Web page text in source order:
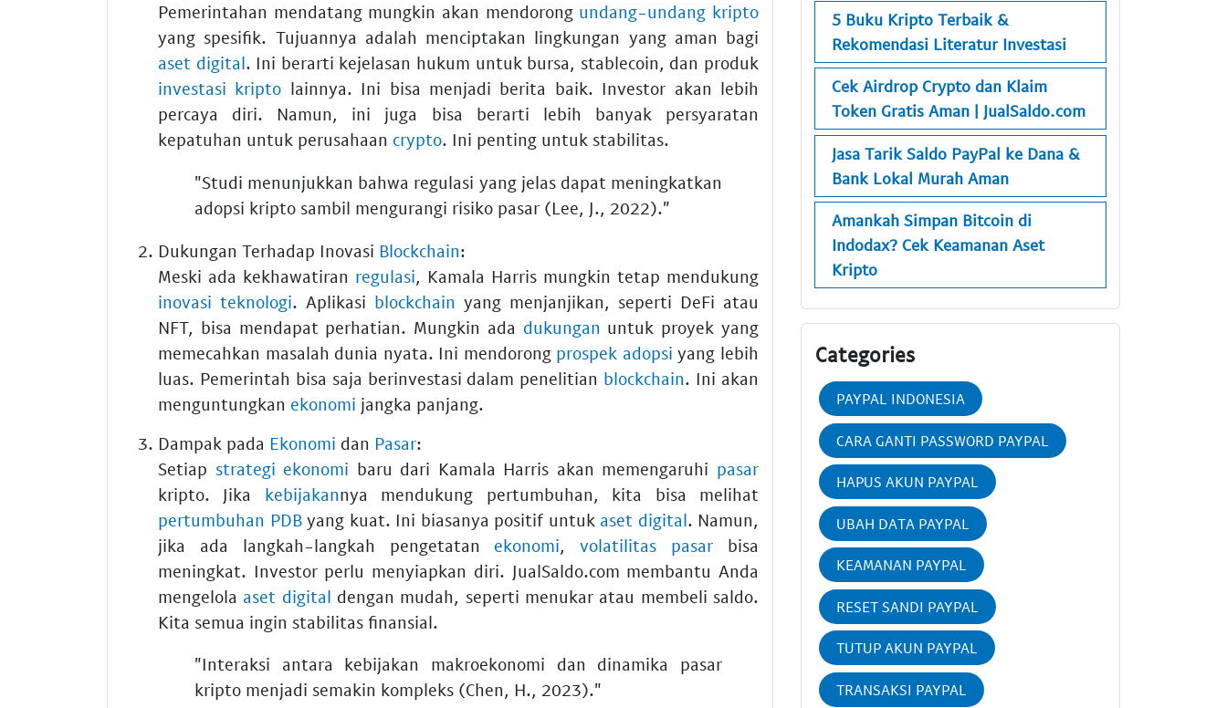
Pemerintahan mendatang mungkin akan mendorong undang-undang kripto
yang spesifik. Tujuannya adalah menciptakan lingkungan yang aman bagi
aset digital. Ini berarti kejelasan hukum untuk bursa, stablecoin, dan produk
investasi kripto lainnya. Ini bisa menjadi berita baik. Investor akan lebih
percaya diri. Namun, ini juga bisa berarti lebih banyak persyaratan
kepatuhan untuk perusahaan crypto. Ini penting untuk stabilitas.
"Studi menunjukkan bahwa regulasi yang jelas dapat meningkatkan
adopsi kripto sambil mengurangi risiko pasar (Lee, J., 2022)."
Dukungan Terhadap Inovasi Blockchain:
Meski ada kekhawatiran regulasi, Kamala Harris mungkin tetap mendukung
inovasi teknologi. Aplikasi blockchain yang menjanjikan, seperti DeFi atau
NFT, bisa mendapat perhatian. Mungkin ada dukungan untuk proyek yang
memecahkan masalah dunia nyata. Ini mendorong prospek adopsi yang lebih
luas. Pemerintah bisa saja berinvestasi dalam penelitian blockchain. Ini akan
menguntungkan ekonomi jangka panjang.
Dampak pada Ekonomi dan Pasar:
Setiap strategi ekonomi baru dari Kamala Harris akan memengaruhi pasar
kripto. Jika kebijakannya mendukung pertumbuhan, kita bisa melihat
pertumbuhan PDByang kuat. Ini biasanya positif untuk aset digital. Namun,
jika ada langkah-langkah pengetatan ekonomi,volatilitas pasar bisa
meningkat. Investor perlu menyiapkan diri. JualSaldo.com membantu Anda
mengelola aset digital dengan mudah, seperti menukar atau membeli saldo.
Kita semua ingin stabilitas finansial.
"Interaksi antara kebijakan makroekonomi dan dinamika pasar
kripto menjadi semakin kompleks (Chen, H., 2023)."
5 Buku Kripto Terbaik &
Rekomendasi Literatur Investasi
Cek Airdrop Crypto dan Klaim
Token Gratis Aman | JualSaldo.com
Jasa Tarik Saldo PayPal ke Dana &
Bank Lokal Murah Aman
Amankah Simpan Bitcoin di
Indodax? Cek Keamanan Aset
Kripto
Categories
PAYPAL INDONESIA
CARA GANTI PASSWORD PAYPAL
HAPUS AKUN PAYPAL
UBAH DATA PAYPAL
KEAMANAN PAYPAL
RESET SANDI PAYPAL
TUTUP AKUN PAYPAL
TRANSAKSI PAYPAL